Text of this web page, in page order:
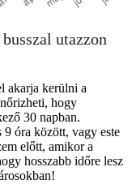
utazzon
akarja kerülni a
hogy
30 napban.
9 óra között, vagy este
előtt, amikor a
hosszabb időre lesz